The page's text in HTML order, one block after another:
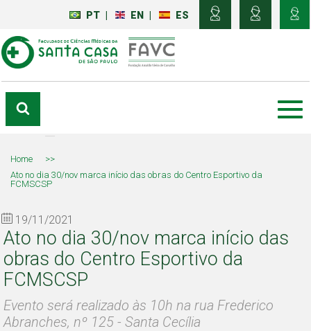
PT EN ES
Home
>>
Ato no dia 30/nov marca início das obras do Centro Esportivo da
FCMSCSP
19/11/2021
Ato no dia 30/nov marca início das
obras do Centro Esportivo da
FCMSCSP
Evento será realizado às 10h na rua Frederico
Abranches, nº 125 - Santa Cecília